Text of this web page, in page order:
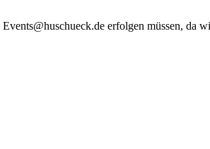
Events@huschueck.de erfolgen müssen, da